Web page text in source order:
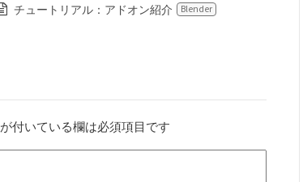
チュートリアル：アドオン紹介 Blender
が付いている欄は必須項目です